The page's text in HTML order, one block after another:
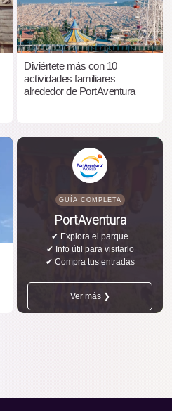
Diviértete más con 10
actividades familiares
alrededor de PortAventura
GUÍA COMPLETA
PortAventura
✔ Explora el parque
✔ Info útil para visitarlo
✔ Compra tus entradas
Ver más ❯